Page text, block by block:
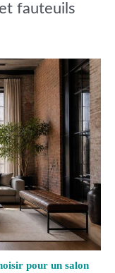
fauteuils
pour un salon